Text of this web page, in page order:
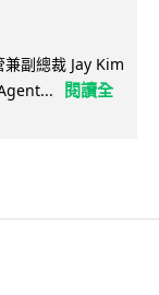
副總裁 Jay Kim
閱讀全